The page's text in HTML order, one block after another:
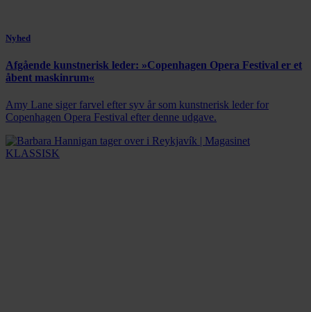
Nyhed
Afgående kunstnerisk leder: »Copenhagen Opera Festival er et
åbent maskinrum«
Amy Lane siger farvel efter syv år som kunstnerisk leder for
Copenhagen Opera Festival efter denne udgave.